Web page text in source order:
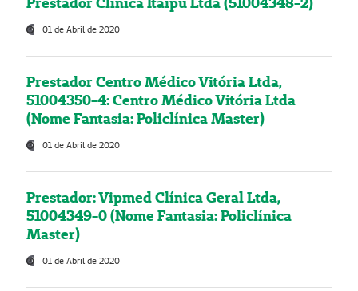
01 de Abril de 2020
Prestador Centro Médico Vitória Ltda,
51004350-4: Centro Médico Vitória Ltda
(Nome Fantasia: Policlínica Master)
01 de Abril de 2020
Prestador: Vipmed Clínica Geral Ltda,
51004349-0 (Nome Fantasia: Policlínica
Master)
01 de Abril de 2020